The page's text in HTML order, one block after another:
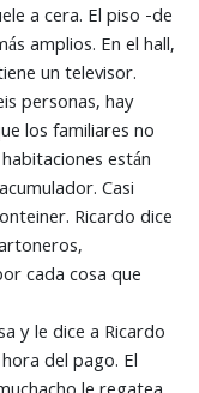
a cera. El piso -de
amplios. En el hall,
un televisor.
personas, hay
los familiares no
están
Casi
Ricardo dice
cada cosa que
y le dice a Ricardo
del pago. El